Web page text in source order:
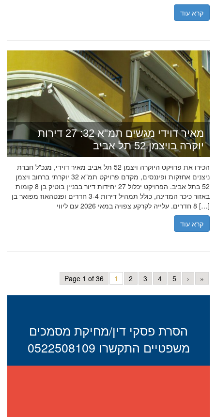
קרא עוד
מאיר דוידי מגשים תמ"א 32: 27 דירות
יוקרה בויצמן 52 תל אביב
הכירו את פרויקט היוקרה ויצמן 52 תל אביב מאיר דוידי, מנכ"ל חברת
ניצנים אחזקות ופיננסים, מקדם פרויקט תמ"א 32 יוקרתי ברחוב ויצמן
52 בתל אביב. הפרויקט יכלול 27 יחידות דיור בבניין בוטיק בן 8 קומות
באזור כיכר המדינה, כולל תמהיל דירות 3-4 חדרים ופנטהאוז מפואר בן
8 חדרים. עלייה לקרקע צפויה במאי 2026 עם ליווי […]
קרא עוד
Page 1 of 36 1 2 3 4 5 › »
הסרת פסקי דין/מחיקת מסמכים
משפטיים התקשרו 0522508109